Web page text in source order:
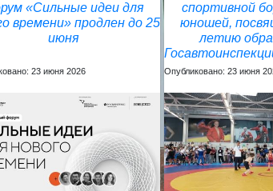
«Сильные идеи для
времени» продлен до 25
июня
23 июня 2026
спортивной
юношей,
летию
Опубликовано: 23 июня